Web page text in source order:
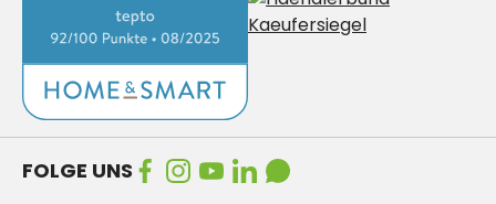
FOLGE UNS